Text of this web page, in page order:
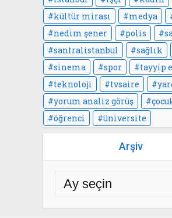
kültür mirası
medya
nedim şener
polis
santralistanbul
sağlık
sinema
spor
tayyip
teknoloji
tvsaire
yorum analiz görüş
öğrenci
üniversite
Arşiv